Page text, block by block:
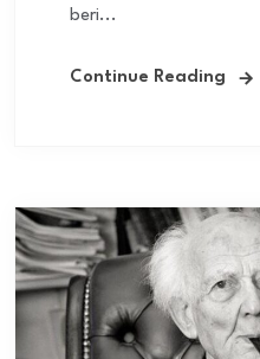
beri...
Continue Reading